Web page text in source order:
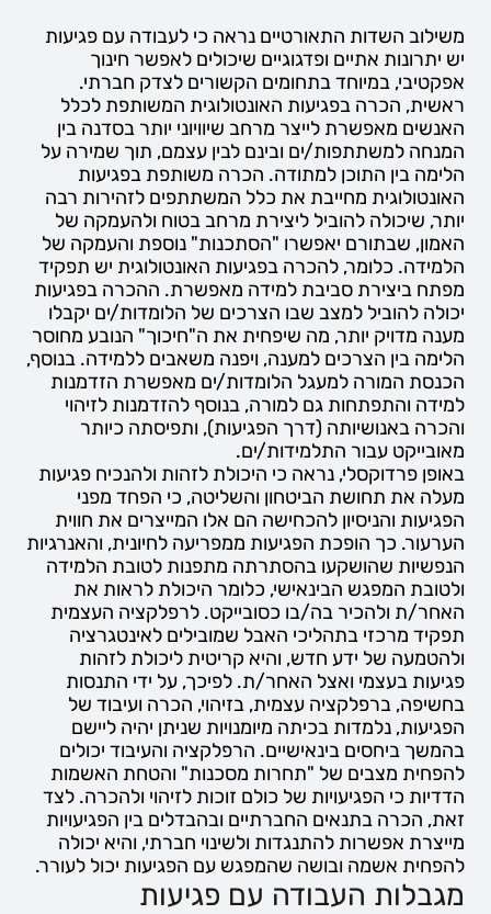
משילוב השדות התאורטיים נראה כי לעבודה עם פגיעות
יש יתרונות אתיים ופדגוגיים שיכולים לאפשר חינוך
אפקטיבי, במיוחד בתחומים הקשורים לצדק חברתי.
ראשית, הכרה בפגיעות האונטולוגית המשותפת לכלל
האנשים מאפשרת לייצר מרחב שיוויוני יותר בסדנה בין
המנחה למשתתפות/ים ובינם לבין עצמם, תוך שמירה על
הלימה בין התוכן למתודה. הכרה משותפת בפגיעות
האונטולוגית מחייבת את כלל המשתתפים לזהירות רבה
יותר, שיכולה להוביל ליצירת מרחב בטוח ולהעמקה של
האמון, שבתורם יאפשרו "הסתכנות" נוספת והעמקה של
הלמידה. כלומר, להכרה בפגיעות האונטולוגית יש תפקיד
מפתח ביצירת סביבת למידה מאפשרת. ההכרה בפגיעות
יכולה להוביל למצב שבו הצרכים של הלומדות/ים יקבלו
מענה מדויק יותר, מה שיפחית את ה"חיכוך" הנובע מחוסר
הלימה בין הצרכים למענה, ויפנה משאבים ללמידה. בנוסף,
הכנסת המורה למעגל הלומדות/ים מאפשרת הזדמנות
למידה והתפתחות גם למורה, בנוסף להזדמנות לזיהוי
והכרה באנושיותה (דרך הפגיעות), ותפיסתה כיותר
מאובייקט עבור התלמידות/ים.
באופן פרדוקסלי, נראה כי היכולת לזהות ולהנכיח פגיעות
מעלה את תחושת הביטחון והשליטה, כי הפחד מפני
הפגיעות והניסיון להכחישה הם אלו המייצרים את חווית
הערעור. כך הופכת הפגיעות ממפריעה לחיונית, והאנרגיות
הנפשיות שהושקעו בהסתרתה מתפנות לטובת הלמידה
ולטובת המפגש הבינאישי, כלומר היכולת לראות את
האחר/ת ולהכיר בה/בו כסובייקט. לרפלקציה העצמית
תפקיד מרכזי בתהליכי האבל שמובילים לאינטגרציה
ולהטמעה של ידע חדש, והיא קריטית ליכולת לזהות
פגיעות בעצמי ואצל האחר/ת. לפיכך, על ידי התנסות
בחשיפה, ברפלקציה עצמית, בזיהוי, הכרה ועיבוד של
הפגיעות, נלמדות בכיתה מיומנויות שניתן יהיה ליישם
בהמשך ביחסים בינאישיים. הרפלקציה והעיבוד יכולים
להפחית מצבים של "תחרות מסכנות" והטחת האשמות
הדדיות כי הפגיעויות של כולם זוכות לזיהוי ולהכרה. לצד
זאת, הכרה בתנאים החברתיים ובהבדלים בין הפגיעויות
מייצרת אפשרות להתנגדות ולשינוי חברתי, והיא יכולה
להפחית אשמה ובושה שהמפגש עם הפגיעות יכול לעורר.
מגבלות העבודה עם פגיעות